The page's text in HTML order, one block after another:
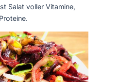
Salat voller Vitamine,